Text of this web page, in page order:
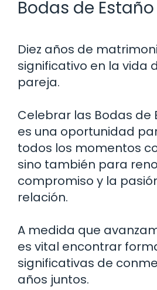
Bodas de Estaño
Diez años de
significativo en la vida
pareja.
Celebrar las Bodas de
es una oportunidad
todos los momentos
sino también para
compromiso y la
relación.
A medida que
es vital encontrar
significativas de
años juntos.